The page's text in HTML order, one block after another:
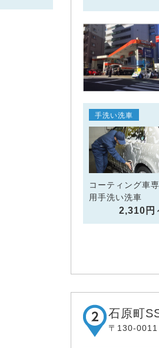
手洗い洗車
コーティング車専
用手洗い洗車
2,310円
石原町
〒130-